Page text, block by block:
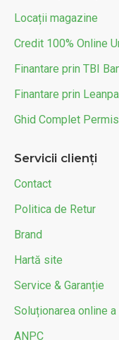
Locații magazine
Credit 100% Online
Finantare prin TBI
Finantare prin
Ghid Complet
Servicii clienți
Contact
Politica de Retur
Brand
Hartă site
Service & Garanție
Soluționarea online
ANPC